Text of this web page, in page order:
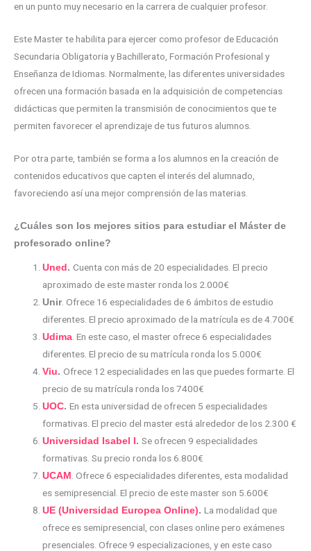
en un punto muy necesario en la carrera de cualquier profesor.
Este Master te habilita para ejercer como profesor de Educación
Secundaria Obligatoria y Bachillerato, Formación Profesional y
Enseñanza de Idiomas. Normalmente, las diferentes universidades
ofrecen una formación basada en la adquisición de competencias
didácticas que permiten la transmisión de conocimientos que te
permiten favorecer el aprendizaje de tus futuros alumnos.
Por otra parte, también se forma a los alumnos en la creación de
contenidos educativos que capten el interés del alumnado,
favoreciendo así una mejor comprensión de las materias.
¿Cuáles son los mejores sitios para estudiar el Máster de
profesorado online?
Uned.Cuenta con más de 20 especialidades. El precio
aproximado de este master ronda los 2.000€
Unir. Ofrece 16 especialidades de 6 ámbitos de estudio
diferentes. El precio aproximado de la matrícula es de 4.700€
Udima . En este caso, el master ofrece 6 especialidades
diferentes. El precio de su matrícula ronda los 5.000€
Viu.Ofrece 12 especialidades en las que puedes formarte. El
precio de su matrícula ronda los 7400€
UOC.En esta universidad de ofrecen 5 especialidades
formativas. El precio del master está alrededor de los 2.300 €
Universidad Isabel I.Se ofrecen 9 especialidades
formativas. Su precio ronda los 6.800€
UCAM . Ofrece 6 especialidades diferentes, esta modalidad
es semipresencial. El precio de este master son 5.600€
UE (Universidad Europea Online).La modalidad que
ofrece es semipresencial, con clases online pero exámenes
presenciales. Ofrece 9 especializaciones, y en este caso